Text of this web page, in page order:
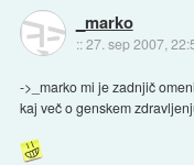
_marko
::27. sep 2007,
->_marko mi je zadnjič
kaj več o genskem